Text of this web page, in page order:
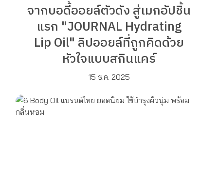
จากบอดี้ออยล์ตัวดัง สู่เมกอัปชิ้น
แรก "JOURNAL Hydrating
Lip Oil" ลิปออยล์ที่ถูกคิดด้วย
หัวใจแบบสกินแคร์
15 ธ.ค. 2025